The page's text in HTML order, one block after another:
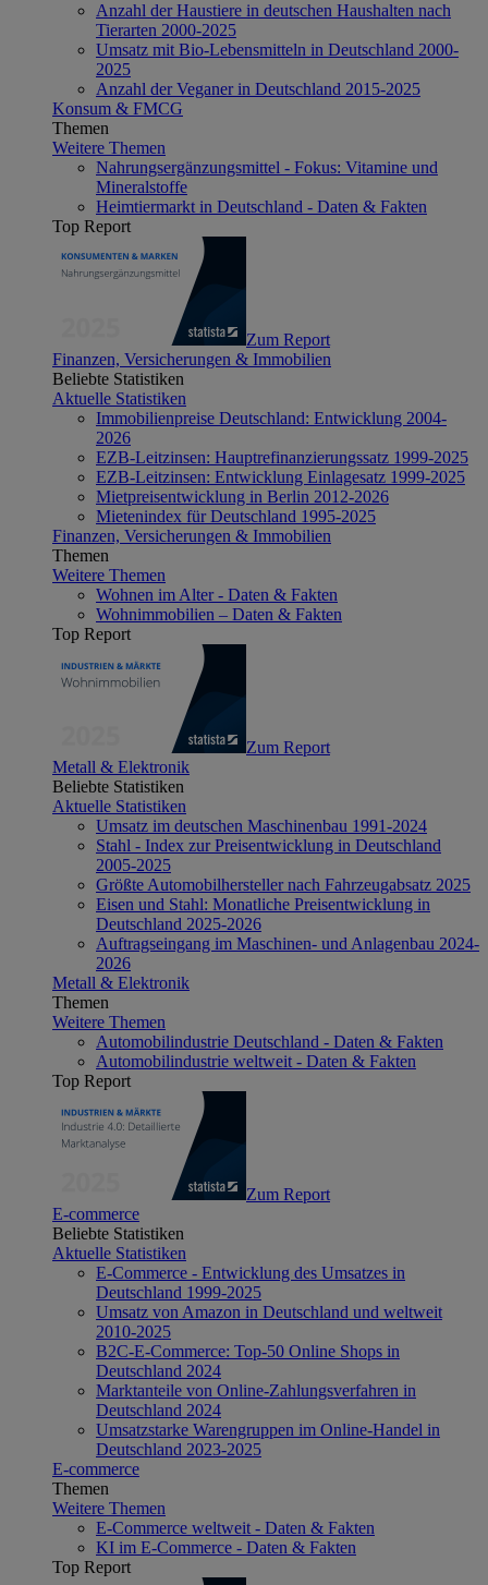
Anzahl der Haustiere in deutschen Haushalten nach
Tierarten 2000-2025
Umsatz mit Bio-Lebensmitteln in Deutschland 2000-
2025
Anzahl der Veganer in Deutschland 2015-2025
Konsum & FMCG
Themen
Weitere Themen
Nahrungsergänzungsmittel - Fokus: Vitamine und
Mineralstoffe
Heimtiermarkt in Deutschland - Daten & Fakten
Top Report
Zum Report
Finanzen, Versicherungen & Immobilien
Beliebte Statistiken
Aktuelle Statistiken
Immobilienpreise Deutschland: Entwicklung 2004-
2026
EZB-Leitzinsen: Hauptrefinanzierungssatz 1999-2025
EZB-Leitzinsen: Entwicklung Einlagesatz 1999-2025
Mietpreisentwicklung in Berlin 2012-2026
Mietenindex für Deutschland 1995-2025
Finanzen, Versicherungen & Immobilien
Themen
Weitere Themen
Wohnen im Alter - Daten & Fakten
Wohnimmobilien – Daten & Fakten
Top Report
Zum Report
Metall & Elektronik
Beliebte Statistiken
Aktuelle Statistiken
Umsatz im deutschen Maschinenbau 1991-2024
Stahl - Index zur Preisentwicklung in Deutschland
2005-2025
Größte Automobilhersteller nach Fahrzeugabsatz 2025
Eisen und Stahl: Monatliche Preisentwicklung in
Deutschland 2025-2026
Auftragseingang im Maschinen- und Anlagenbau 2024-
2026
Metall & Elektronik
Themen
Weitere Themen
Automobilindustrie Deutschland - Daten & Fakten
Automobilindustrie weltweit - Daten & Fakten
Top Report
Zum Report
E-commerce
Beliebte Statistiken
Aktuelle Statistiken
E-Commerce - Entwicklung des Umsatzes in
Deutschland 1999-2025
Umsatz von Amazon in Deutschland und weltweit
2010-2025
B2C-E-Commerce: Top-50 Online Shops in
Deutschland 2024
Marktanteile von Online-Zahlungsverfahren in
Deutschland 2024
Umsatzstarke Warengruppen im Online-Handel in
Deutschland 2023-2025
E-commerce
Themen
Weitere Themen
E-Commerce weltweit - Daten & Fakten
KI im E-Commerce - Daten & Fakten
Top Report